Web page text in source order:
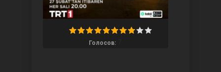
Запретный плод
Голосов: